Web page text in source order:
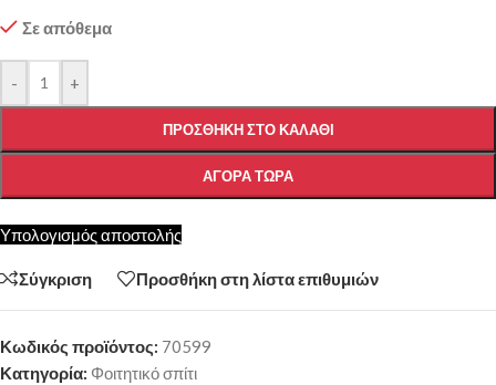
Σε απόθεμα
- +
ΠΡΟΣΘΉΚΗ ΣΤΟ ΚΑΛΆΘΙ
ΑΓΟΡΆ ΤΏΡΑ
Υπολογισμός αποστολής
Σύγκριση Προσθήκη στη λίστα επιθυμιών
Κωδικός προϊόντος: 70599
Κατηγορία: Φοιτητικό σπίτι